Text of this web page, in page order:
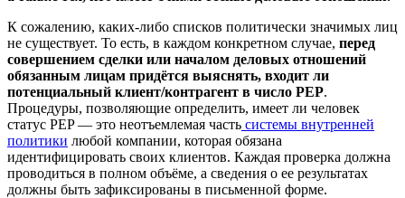
К сожалению, каких-либо списков политически значимых лиц
не существует. То есть, в каждом конкретном случае, перед
совершением сделки или началом деловых отношений
обязанным лицам придётся выяснять, входит ли
потенциальный клиент/контрагент в число PEP.
Процедуры, позволяющие определить, имеет ли человек
статус PEP — это неотъемлемая часть системы внутренней
политики любой компании, которая обязана
идентифицировать своих клиентов. Каждая проверка должна
проводиться в полном объёме, а сведения о ее результатах
должны быть зафиксированы в письменной форме.